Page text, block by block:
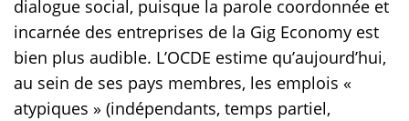
dialogue social, puisque la parole coordonnée et
incarnée des entreprises de la Gig Economy est
bien plus audible. L’OCDE estime qu’aujourd’hui,
au sein de ses pays membres, les emplois «
atypiques » (indépendants, temps partiel,